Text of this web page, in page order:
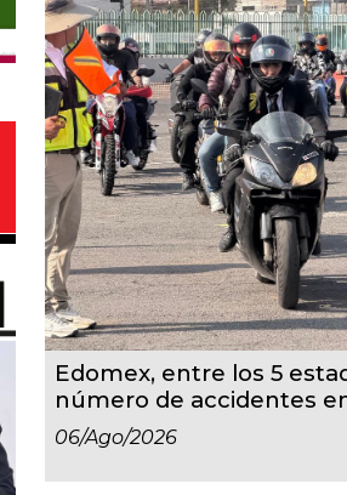
Edomex, entre los 5
número de accidentes
06/ago/2026